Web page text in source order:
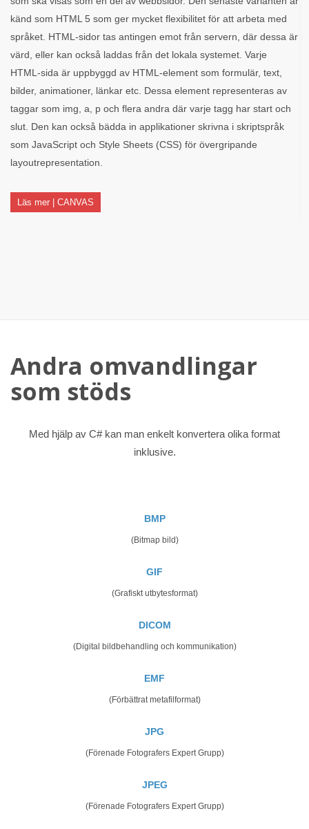
känd som HTML 5 som ger mycket flexibilitet för att arbeta med
språket. HTML-sidor tas antingen emot från servern, där dessa är
värd, eller kan också laddas från det lokala systemet. Varje
HTML-sida är uppbyggd av HTML-element som formulär, text,
bilder, animationer, länkar etc. Dessa element representeras av
taggar som img, a, p och flera andra där varje tagg har start och
slut. Den kan också bädda in applikationer skrivna i skriptspråk
som JavaScript och Style Sheets (CSS) för övergripande
layoutrepresentation.
Läs mer | CANVAS
Andra omvandlingar
som stöds
Med hjälp av C# kan man enkelt konvertera olika format
inklusive.
BMP
(Bitmap bild)
GIF
(Grafiskt utbytesformat)
DICOM
(Digital bildbehandling och kommunikation)
EMF
(Förbättrat metafilformat)
JPG
(Förenade Fotografers Expert Grupp)
JPEG
(Förenade Fotografers Expert Grupp)